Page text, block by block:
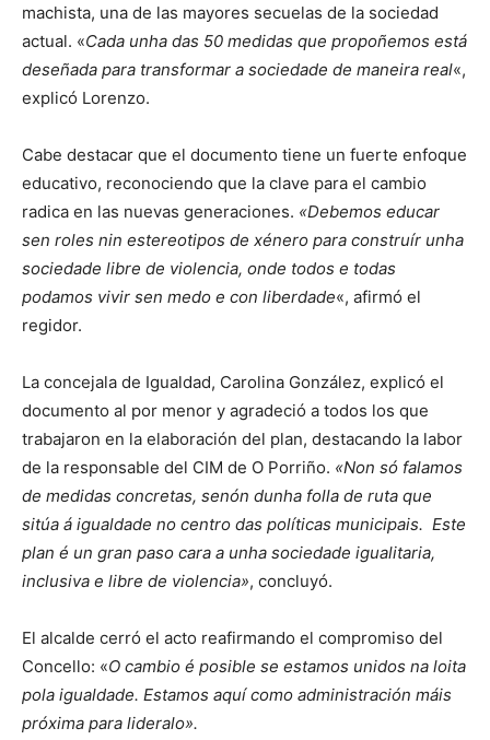
machista, una de las mayores secuelas de la sociedad
actual. «Cada unha das 50 medidas que propoñemos está
deseñada para transformar a sociedade de maneira real«,
explicó Lorenzo.
Cabe destacar que el documento tiene un fuerte enfoque
educativo, reconociendo que la clave para el cambio
radica en las nuevas generaciones. «Debemos educar
sen roles nin estereotipos de xénero para construír unha
sociedade libre de violencia, onde todos e todas
podamos vivir sen medo e con liberdade«, afirmó el
regidor.
La concejala de Igualdad, Carolina González, explicó el
documento al por menor y agradeció a todos los que
trabajaron en la elaboración del plan, destacando la labor
de la responsable del CIM de O Porriño. «Non só falamos
de medidas concretas, senón dunha folla de ruta que
sitúa á igualdade no centro das políticas municipais. Este
plan é un gran paso cara a unha sociedade igualitaria,
inclusiva e libre de violencia», concluyó.
El alcalde cerró el acto reafirmando el compromiso del
Concello: «O cambio é posible se estamos unidos na loita
pola igualdade. Estamos aquí como administración máis
próxima para lideralo».